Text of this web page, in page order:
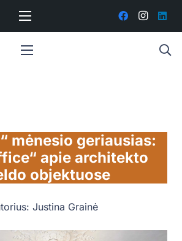
mėnesio geriausias:
apie architekto
objektuose
Justina Grainė